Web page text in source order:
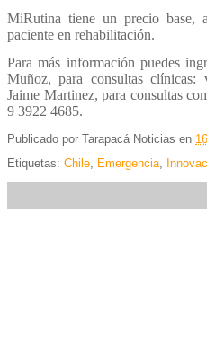
MiRutina tiene un precio base,
paciente en rehabilitación.
Para más información puedes
Muñoz, para consultas clínicas:
Jaime Martinez, para consultas
9 3922 4685.
Publicado por Tarapacá Noticias en
Etiquetas: Chile, Emergencia,